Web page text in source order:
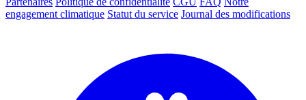
engagement climatique Statut du service Journal des modifications